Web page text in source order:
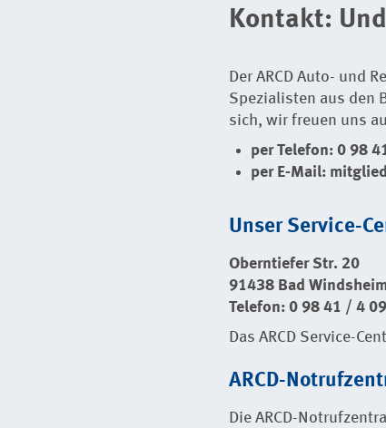
Kontakt:
Der ARCD Auto- und
Spezialisten aus den
sich, wir freuen uns
per Telefon: 0 98
per E-Mail:
Unser Service-
Oberntiefer Str. 20
91438 Bad Windsheim
Telefon: 0 98 41 / 4
Das ARCD Service-
ARCD-
Die ARCD-